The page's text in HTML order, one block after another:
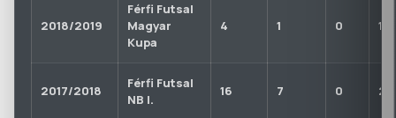
2018/2019
Férfi Futsal
Magyar
Kupa
4 1 0 1
2017/2018
Férfi Futsal
NB I.
16 7 0 2